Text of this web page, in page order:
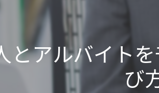
とアルバイト
び